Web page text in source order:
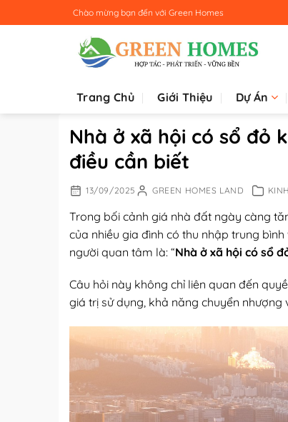
qua
Chào mừng bạn đến với Green Homes
Trang Chủ Giới Thiệu Dự Án
Nhà ở xã hội có sổ đỏ
điều cần biết
13/09/2025 GREEN HOMES LAND
Trong bối cảnh giá nhà đất ngày càng
của nhiều gia đình có thu nhập trung
người quan tâm là: “Nhà ở xã hội có sổ
Câu hỏi này không chỉ liên quan đến
giá trị sử dụng, khả năng chuyển nhượng